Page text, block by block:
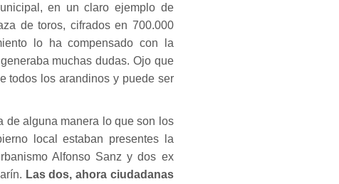
en un claro ejemplo de
de toros, cifrados en 700.000
lo ha compensado con la
muchas dudas. Ojo que
todos los arandinos y puede ser
de alguna manera lo que son los
local estaban presentes la
Alfonso Sanz y dos ex
Las dos, ahora ciudadanas